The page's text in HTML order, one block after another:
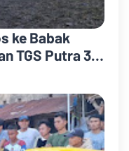
ke Babak
TGS Putra 3-